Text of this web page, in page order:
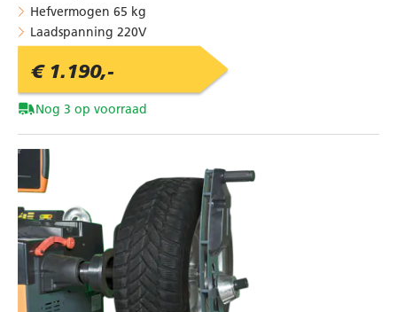
Hefvermogen 65 kg
Laadspanning 220V
€ 1.190,-
Nog 3 op voorraad